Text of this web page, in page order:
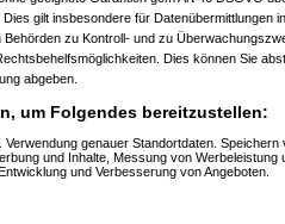
gilt insbesondere für Datenübermittlungen
zu Kontroll- und zu
Dies können Sie
abgeben.
um Folgendes bereitzustellen:
genauer Standortdaten. Speichern
und Inhalte, Messung von Werbeleistung
und Verbesserung von Angeboten.